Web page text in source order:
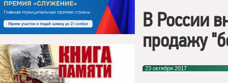
В России
продажу
23 октября 2017